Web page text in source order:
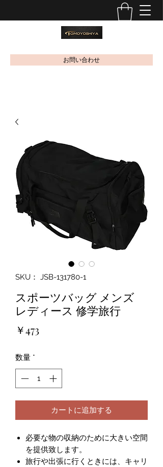
お問い合わせ
SKU： JSB-131780-1
スポーツバッグ メンズ
レディース 修学旅行
￥473
数量 *
カートに追加する
必要な物の収納のために大きい空間
を提供致します。
旅行や出張に行くときには、キャリ